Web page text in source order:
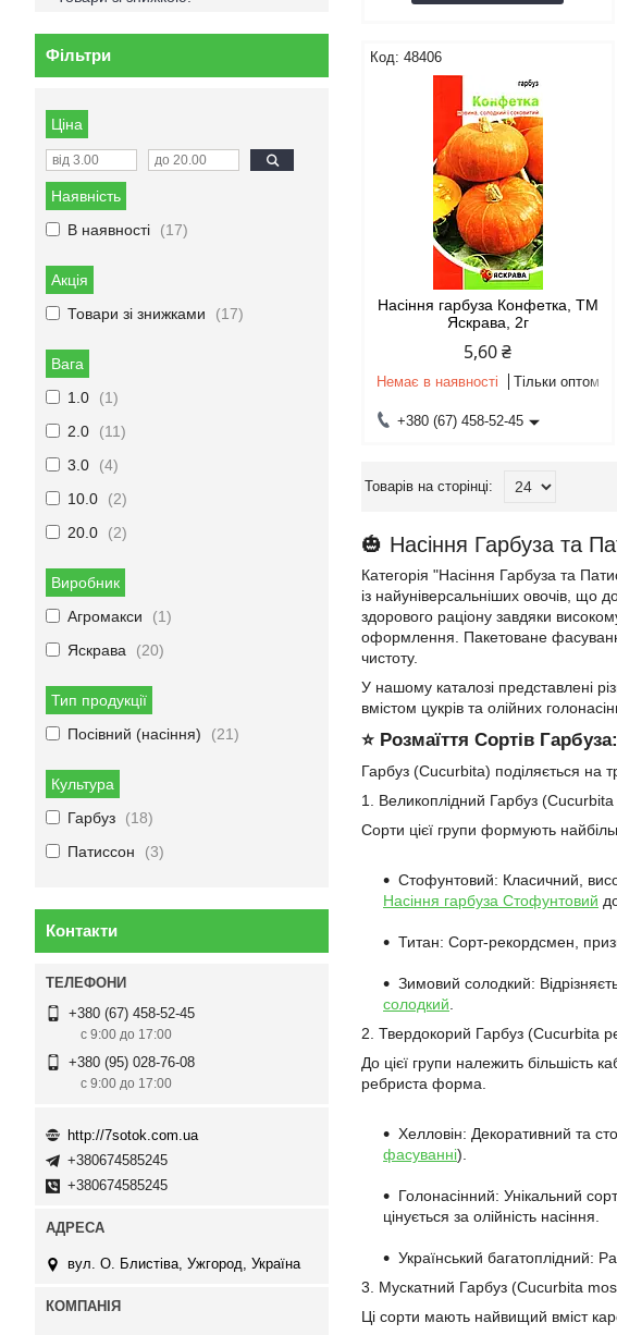
48406
Насіння гарбуза Конфетка, ТМ
Яскрава, 2г
5,60 ₴
Немає в наявності Тільки оптом
+380 (67) 458-52-45
🎃 Насіння Гарбуза та
Категорія "Насіння Гарбуза та
із найуніверсальніших овочів, що
здорового раціону завдяки
оформлення. Пакетоване
чистоту.
У нашому каталозі представлені
вмістом цукрів та олійних
⭐ Розмаїття Сортів
Гарбуз (Cucurbita) поділяється на
1. Великоплідний Гарбуз
Сорти цієї групи формують
Стофунтовий: Класичний,
Насіння гарбуза Стофунтовий
Титан: Сорт-рекордсмен,
Зимовий солодкий:
солодкий
2. Твердокорий Гарбуз (Cucurbita
До цієї групи належить більшість
ребриста форма.
Хелловін: Декоративний та
фасуванні).
Голонасінний: Унікальний
цінується за олійність насіння.
Український багатоплідний:
3. Мускатний Гарбуз (Cucurbita
Ці сорти мають найвищий вміст
Фільтри
Ціна
Наявність
В наявності
17
Акція
Товари зі знижками
17
Вага
1.0
1
2.0
11
3.0
4
10.0
2
20.0
2
Виробник
Агромакси
1
Яскрава
20
Тип продукції
Посівний (насіння)
21
Культура
Гарбуз
18
Патиссон
3
Контакти
+380 (67) 458-52-45
с 9:00 до 17:00
+380 (95) 028-76-08
с 9:00 до 17:00
http://7sotok.com.ua
+380674585245
+380674585245
вул. О. Блистіва, Ужгород, Україна